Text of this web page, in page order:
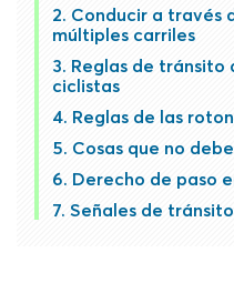
Conducir a través
múltiples carriles
Reglas de tránsito
ciclistas
Reglas de las
Cosas que no
Derecho de paso
Señales de